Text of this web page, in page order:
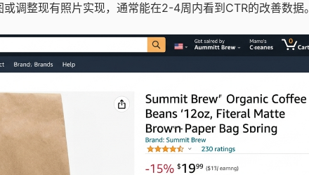
调整现有照片实现，通常能在2-4周内看到CTR的改善数据。